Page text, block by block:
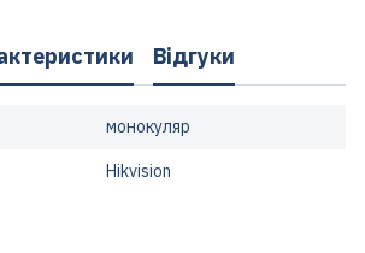
Відгуки
монокуляр
Hikvision